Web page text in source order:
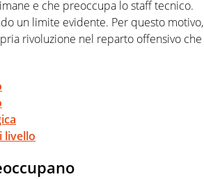
e che preoccupa lo staff tecnico.
un limite evidente. Per questo motivo,
rivoluzione nel reparto offensivo che
livello